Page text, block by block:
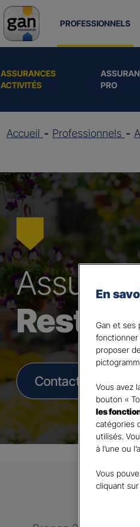
PROFESSIONNELS
ASSURANCES
ACTIVITÉS
PRO
Accueil Professionnels
Contacter un Agent
En
Gan et ses
proposer
Vous avez
bouton «
les
catégories
utilisés.
à l’une ou
Vous
cliquant